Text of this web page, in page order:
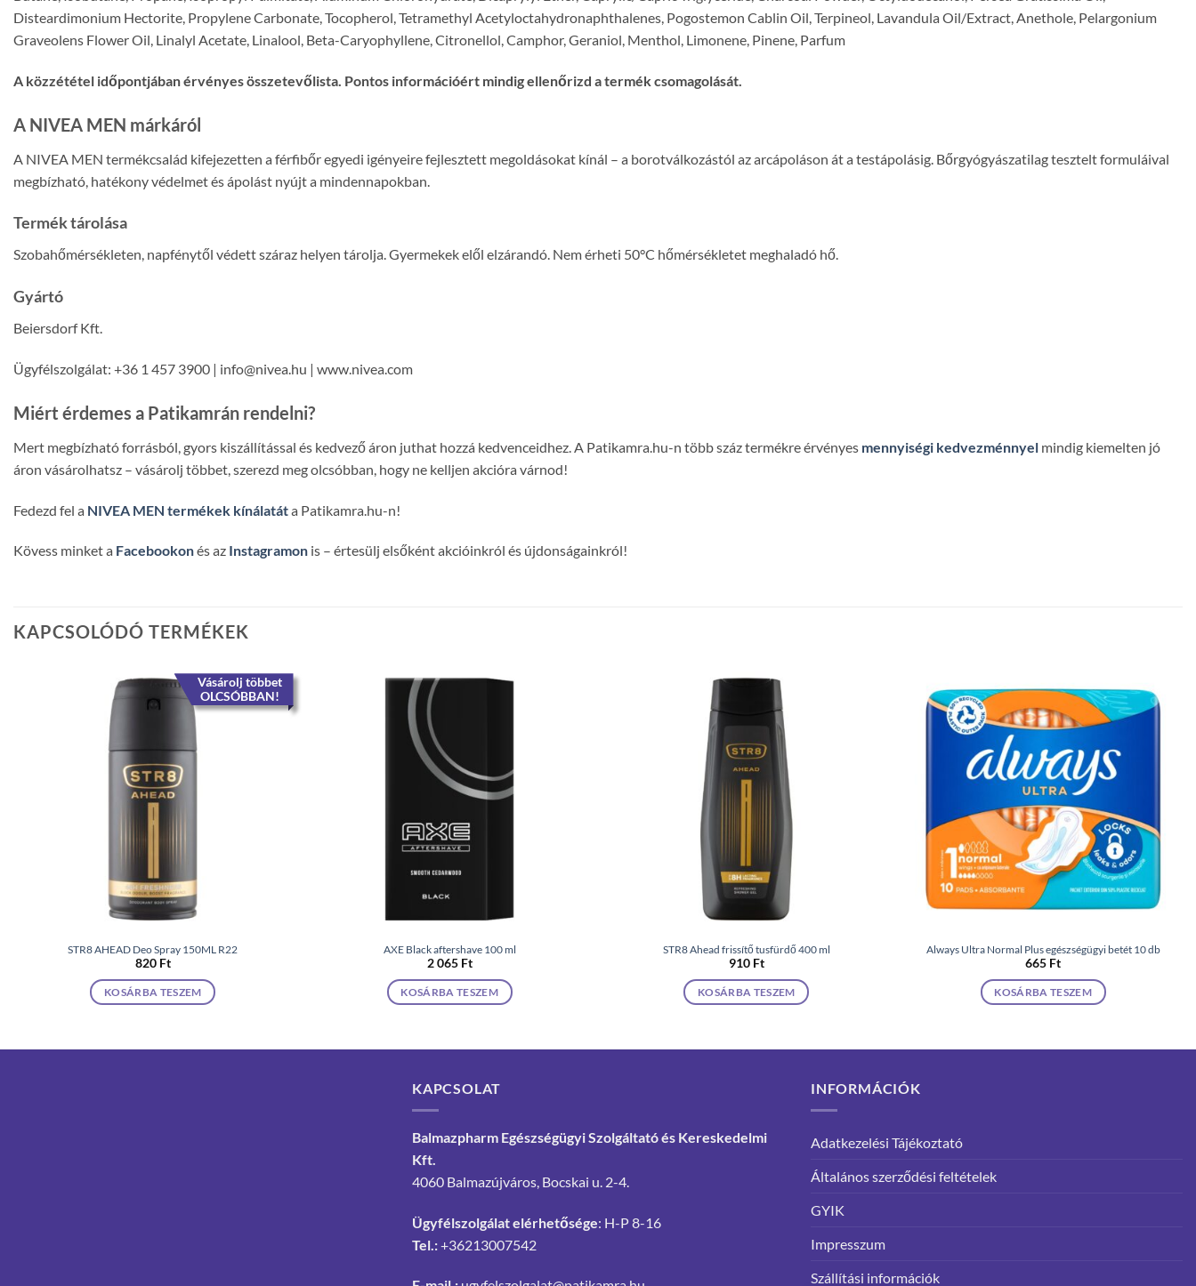
Disteardimonium Hectorite, Propylene Carbonate, Tocopherol, Tetramethyl Acetyloctahydronaphthalenes, Pogostemon Cablin Oil, Terpineol, Lavandula Oil/Extract, Anethole, Pelargonium
Graveolens Flower Oil, Linalyl Acetate, Linalool, Beta-Caryophyllene, Citronellol, Camphor, Geraniol, Menthol, Limonene, Pinene, Parfum
A közzététel időpontjában érvényes összetevőlista. Pontos információért mindig ellenőrizd a termék csomagolását.
A NIVEA MEN márkáról
A NIVEA MEN termékcsalád kifejezetten a férfibőr egyedi igényeire fejlesztett megoldásokat kínál – a borotválkozástól az arcápoláson át a testápolásig. Bőrgyógyászatilag tesztelt formuláival
megbízható, hatékony védelmet és ápolást nyújt a mindennapokban.
Termék tárolása
Szobahőmérsékleten, napfénytől védett száraz helyen tárolja. Gyermekek elől elzárandó. Nem érheti 50°C hőmérsékletet meghaladó hő.
Gyártó
Beiersdorf Kft.
Ügyfélszolgálat: +36 1 457 3900 | info@nivea.hu | www.nivea.com
Miért érdemes a Patikamrán rendelni?
Mert megbízható forrásból, gyors kiszállítással és kedvező áron juthat hozzá kedvenceidhez. A Patikamra.hu-n több száz termékre érvényes mennyiségi kedvezménnyel mindig kiemelten jó
áron vásárolhatsz – vásárolj többet, szerezd meg olcsóbban, hogy ne kelljen akcióra várnod!
Fedezd fel a NIVEA MEN termékek kínálatáta Patikamra.hu-n!
Kövess minket a Facebookonés az Instagramon is – értesülj elsőként akcióinkról és újdonságainkról!
KAPCSOLÓDÓ TERMÉKEK
Vásárolj többet
OLCSÓBBAN!
STR8 AHEAD Deo Spray 150ML R22
820 Ft
KOSÁRBA TESZEM
AXE Black aftershave 100 ml
2 065 Ft
KOSÁRBA TESZEM
STR8 Ahead frissítő tusfürdő 400 ml
910 Ft
KOSÁRBA TESZEM
Always Ultra Normal Plus egészségügyi betét 10 db
665 Ft
KOSÁRBA TESZEM
KAPCSOLAT
Balmazpharm Egészségügyi Szolgáltató és Kereskedelmi
Kft.
4060 Balmazújváros, Bocskai u. 2-4.
Ügyfélszolgálat elérhetősége: H-P 8-16
Tel.:+36213007542
INFORMÁCIÓK
Adatkezelési Tájékoztató
Általános szerződési feltételek
GYIK
Impresszum
Szállítási információk